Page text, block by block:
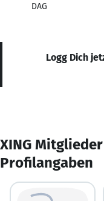
DAG
Logg Dich
XING
Profilangaben